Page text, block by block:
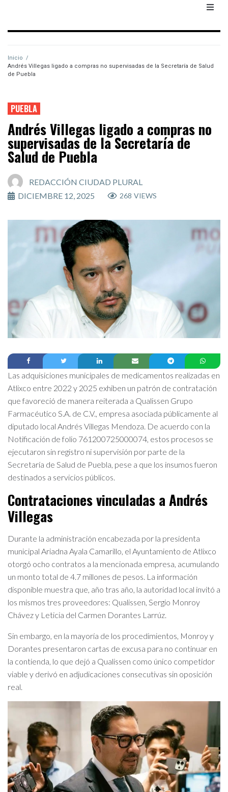
Inicio /
Andrés Villegas ligado a compras no supervisadas de la Secretaría de Salud
de Puebla
PUEBLA
Andrés Villegas ligado a compras no
supervisadas de la Secretaría de
Salud de Puebla
REDACCIÓN CIUDAD PLURAL
DICIEMBRE 12, 2025
268 VIEWS
Las adquisiciones municipales de medicamentos realizadas en
Atlixco entre 2022 y 2025 exhiben un patrón de contratación
que favoreció de manera reiterada a Qualissen Grupo
Farmacéutico S.A. de C.V., empresa asociada públicamente al
diputado local Andrés Villegas Mendoza. De acuerdo con la
Notificación de folio 761200725000074, estos procesos se
ejecutaron sin registro ni supervisión por parte de la
Secretaría de Salud de Puebla, pese a que los insumos fueron
destinados a servicios públicos.
Contrataciones vinculadas aAndrés
Villegas
Durante la administración encabezada por la presidenta
municipal Ariadna Ayala Camarillo, el Ayuntamiento de Atlixco
otorgó ocho contratos a la mencionada empresa, acumulando
un monto total de 4.7 millones de pesos. La información
disponible muestra que, año tras año, la autoridad local invitó a
los mismos tres proveedores: Qualissen, Sergio Monroy
Chávez y Leticia del Carmen Dorantes Larrúz.
Sin embargo, en la mayoría de los procedimientos, Monroy y
Dorantes presentaron cartas de excusa para no continuar en
la contienda, lo que dejó a Qualissen como único competidor
viable y derivó en adjudicaciones consecutivas sin oposición
real.